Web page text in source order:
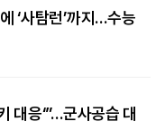
‘사탐런’까지…수능
대응‘”…군사공습 대